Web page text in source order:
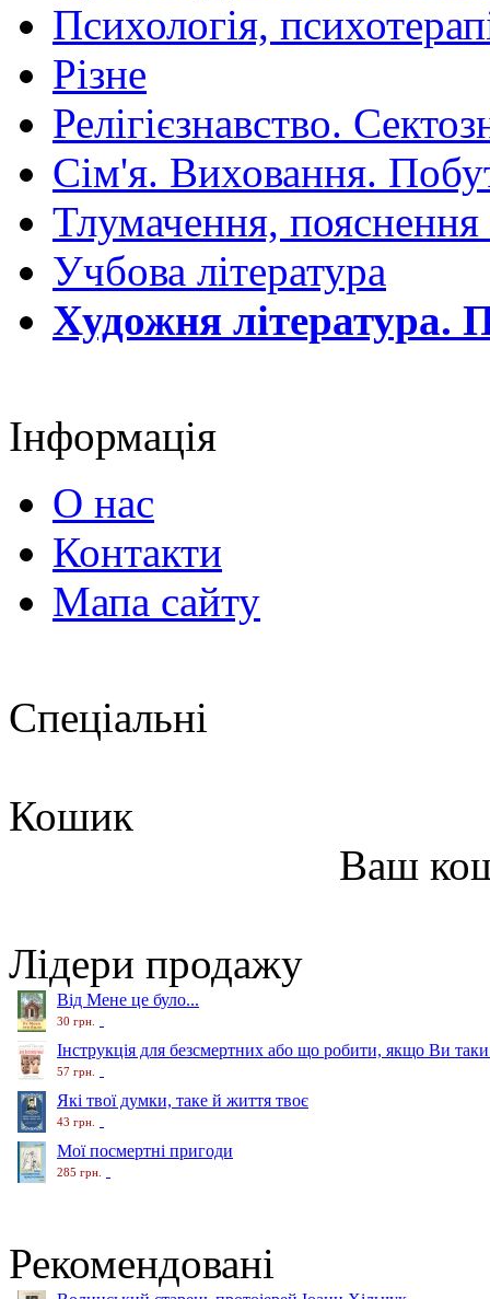
Психологія,
Різне
Релігієзнавство.
Сім'я. Виховання.
Тлумачення,
Учбова література
Художня література.
Інформація
О нас
Контакти
Мапа сайту
Спеціальні
Кошик
Ваш
Лідери продажу
Від Мене це було...
30 грн.
Інструкція для безсмертних або що робити, якщо Ви
57 грн.
Які твої думки, таке й життя твоє
43 грн.
Мої посмертні пригоди
285 грн.
Рекомендовані